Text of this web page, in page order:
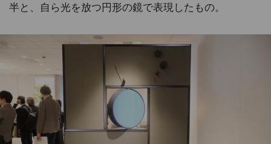
半と、自ら光を放つ円形の鏡で表現したもの。